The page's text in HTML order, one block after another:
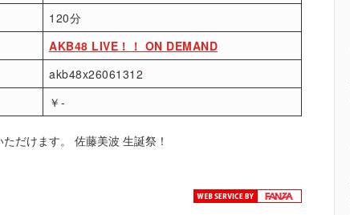
120分
AKB48 LIVE！！ ON DEMAND
akb48x26061312
￥-
だけます。 佐藤美波 生誕祭！